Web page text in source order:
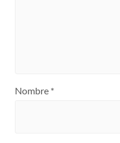
Nombre *